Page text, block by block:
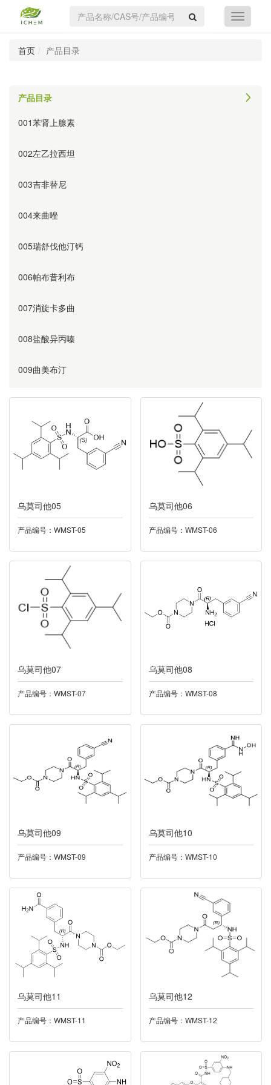
首页 产品目录
产品目录
001苯肾上腺素
002左乙拉西坦
003吉非替尼
004来曲唑
005瑞舒伐他汀钙
006帕布昔利布
007消旋卡多曲
008盐酸异丙嗪
009曲美布汀
010奥美沙坦
011替硝唑
012阿齐沙坦
014诺氟沙星
015托匹司他
016托特罗定
017泛酸钙
019奥硝唑
022酮洛芬
024普拉洛芬
025利奈唑胺
026盐酸达拉他韦
027丁酸氯维地平
028尼莫地平
030多索茶碱
032托伐普坦
乌莫司他05
产品编号：WMST-05
乌莫司他06
产品编号：WMST-06
乌莫司他07
产品编号：WMST-07
乌莫司他08
产品编号：WMST-08
乌莫司他09
产品编号：WMST-09
乌莫司他10
产品编号：WMST-10
乌莫司他11
产品编号：WMST-11
乌莫司他12
产品编号：WMST-12